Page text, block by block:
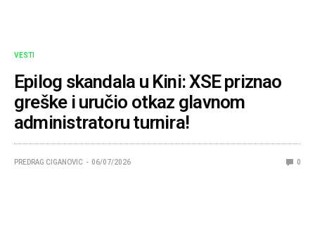
VESTI
Epilog skandala u Kini: XSE priznao
greške i uručio otkaz glavnom
administratoru turnira!
PREDRAG CIGANOVIC 06/07/2026 0